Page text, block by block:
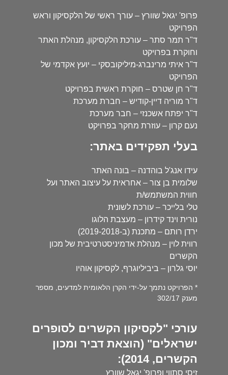
פרופ' יגאל שוורץ – עורך ראשי של הלקסיקון וראש
הפרויקט
ד"ר תמר סתר – עורכת הלקסיקון, מנהלת האתר
וחוקרת בפרויקט
ד"ר איתי מרינברג-מיליקובסקי – יועץ אקדמי של
הפרויקט
ד"ר חן שטרס – חוקרת ראשית בפרויקט
ד"ר מוריה דיין-קודיש – חברת מערכת
ד"ר יפתח אשכנזי – חבר מערכת
נעם קרון – עוזרת מחקר בפרויקט
בעלי תפקידים באתר:
עידו אנג'ל בוהדנה – בונה האתר
שלומית בן צור – אחראית על עיצוב האתר ועל
חווית המשתמש/ת
טלי בלייכר – עורכת לשונית
נורית וינד קידרון – מעצבת הלוגו
ירדן רותם – מתכנת (ב-2019-2018)
רווית לוין – מנהלת אדמיניסטרטיבית של מכון
הקשרים
יוסי גלרון – ביביליוגרף, לקסיקון אוהיו
* הפרויקט נתמך על-ידי הקרן הלאומית למדעים, מספר
מענק 302/17
עורכי "לקסיקון הקשרים לסופרים
ישראלים" (הוצאת דביר ומכון
הקשרים, 2014):
זיסי סתווי ופרופ' יגאל שוורץ